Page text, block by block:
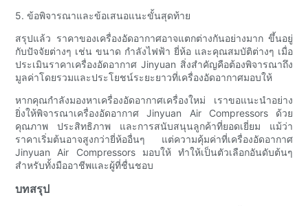
5. ข้อพิจารณาและข้อเสนอแนะขั้นสุดท้าย
สรุปแล้ว ราคาของเครื่องอัดอากาศอาจแตกต่างกันอย่างมาก ขึ้นอยู่
กับปัจจัยต่างๆ เช่น ขนาด กำลังไฟฟ้า ยี่ห้อ และคุณสมบัติต่างๆ เมื่อ
ประเมินราคาเครื่องอัดอากาศ Jinyuan สิ่งสำคัญคือต้องพิจารณาถึง
มูลค่าโดยรวมและประโยชน์ระยะยาวที่เครื่องอัดอากาศมอบให้
หากคุณกำลังมองหาเครื่องอัดอากาศเครื่องใหม่ เราขอแนะนำอย่าง
ยิ่งให้พิจารณาเครื่องอัดอากาศ Jinyuan Air Compressors ด้วย
คุณภาพ ประสิทธิภาพ และการสนับสนุนลูกค้าที่ยอดเยี่ยม แม้ว่า
ราคาเริ่มต้นอาจสูงกว่ายี่ห้ออื่นๆ แต่ความคุ้มค่าที่เครื่องอัดอากาศ
Jinyuan Air Compressors มอบให้ ทำให้เป็นตัวเลือกอันดับต้นๆ
สำหรับทั้งมืออาชีพและผู้ที่ชื่นชอบ
บทสรุป